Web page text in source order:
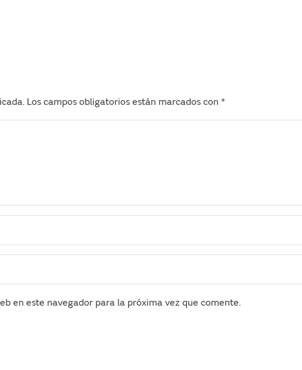
Los campos obligatorios están marcados con *
en este navegador para la próxima vez que comente.